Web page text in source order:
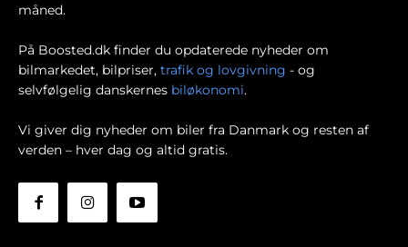
måned.
På Boosted.dk finder du opdaterede nyheder om
bilmarkedet, bilpriser, trafik og lovgivning - og
selvfølgelig danskernes biløkonomi.
Vi giver dig nyheder om biler fra Danmark og resten af
verden – hver dag og altid gratis.